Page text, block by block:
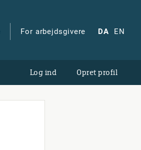
For arbejdsgivere DA EN
Log ind Opret profil